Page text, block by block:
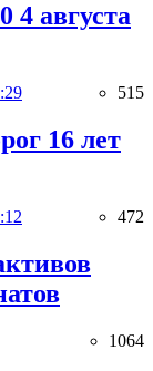
4 августа
515
16 лет
472
1064